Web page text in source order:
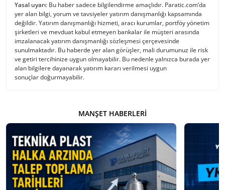
Yasal uyarı: Bu haber sadece bilgilendirme amaçlıdır. Paratic.com’da
yer alan bilgi, yorum ve tavsiyeler yatırım danışmanlığı kapsamında
değildir. Yatırım danışmanlığı hizmeti, aracı kurumlar, portföy yönetim
şirketleri ve mevduat kabul etmeyen bankalar ile müşteri arasında
imzalanacak yatırım danışmanlığı sözleşmesi çerçevesinde
sunulmaktadır. Bu haberde yer alan görüşler, mali durumunuz ile risk
ve getiri tercihinize uygun olmayabilir. Bu nedenle yalnızca burada yer
alan bilgilere dayanarak yatırım kararı verilmesi uygun
sonuçlar doğurmayabilir.
MANŞET HABERLERI